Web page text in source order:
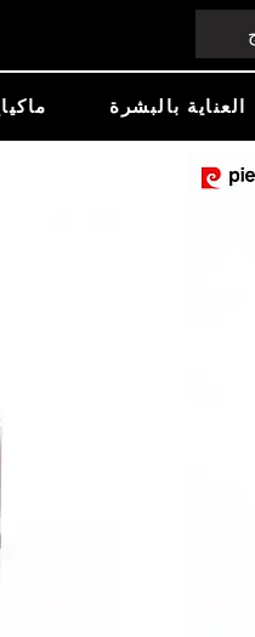
العناية بالبشرة